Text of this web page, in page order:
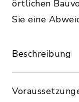
örtlichen
Sie eine
Beschreibung